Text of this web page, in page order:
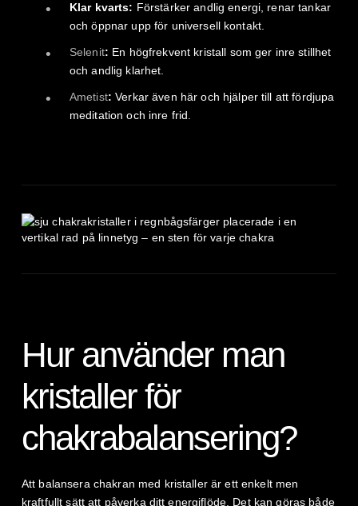
Klar kvarts: Förstärker andlig energi, renar tankar
och öppnar upp för universell kontakt.
Selenit: En högfrekvent kristall som ger inre stillhet
och andlig klarhet.
Ametist: Verkar även här och hjälper till att fördjupa
meditation och inre frid.
Hur använder man
kristaller för
chakrabalansering?
Att balansera chakran med kristaller är ett enkelt men
kraftfullt sätt att påverka ditt energiflöde. Det kan göras både